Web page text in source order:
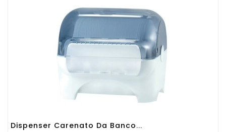
Dispenser Carenato Da Banco...